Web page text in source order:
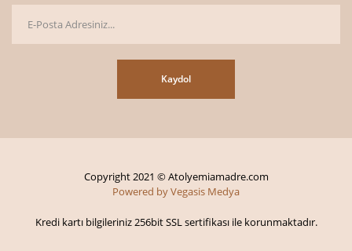
Kaydol
Copyright 2021 © Atolyemiamadre.com
Powered by Vegasis Medya
Kredi kartı bilgileriniz 256bit SSL sertifikası ile korunmaktadır.